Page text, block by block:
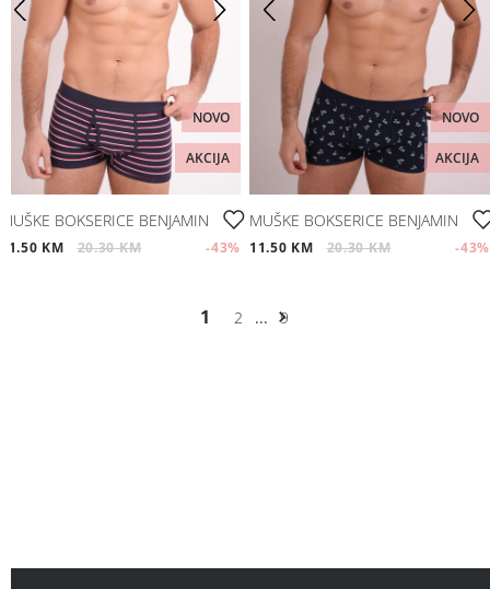
NOVO
AKCIJA
MUŠKE BOKSERICE BENJAMIN
11.50 KM 20.30 KM -43%
NOVO
AKCIJA
MUŠKE BOKSERICE BENJAMIN
11.50 KM 20.30 KM -43%
1 2 ... 9